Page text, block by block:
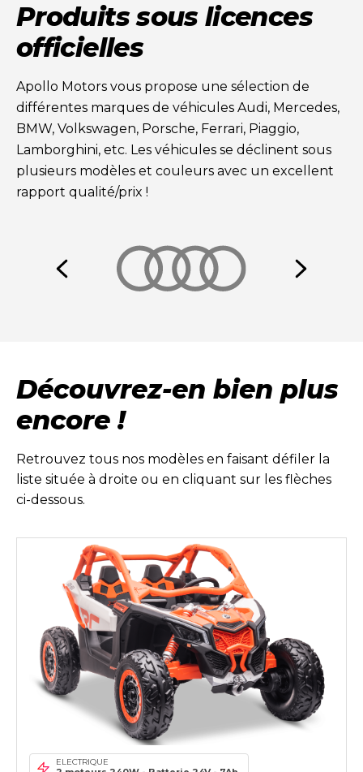
Produits sous licences
officielles
Apollo Motors vous propose une sélection de
différentes marques de véhicules Audi, Mercedes,
BMW, Volkswagen, Porsche, Ferrari, Piaggio,
Lamborghini, etc. Les véhicules se déclinent sous
plusieurs modèles et couleurs avec un excellent
rapport qualité/prix !
Découvrez-en bien plus
encore !
Retrouvez tous nos modèles en faisant défiler la
liste située à droite ou en cliquant sur les flèches
ci-dessous.
ELECTRIQUE